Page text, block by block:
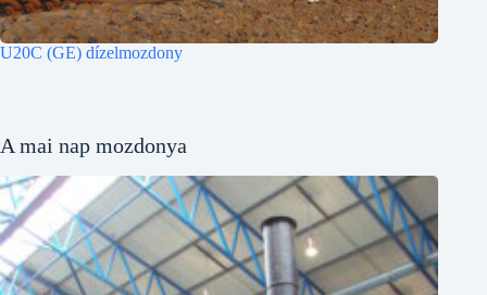
U20C (GE) dízelmozdony
A mai nap mozdonya